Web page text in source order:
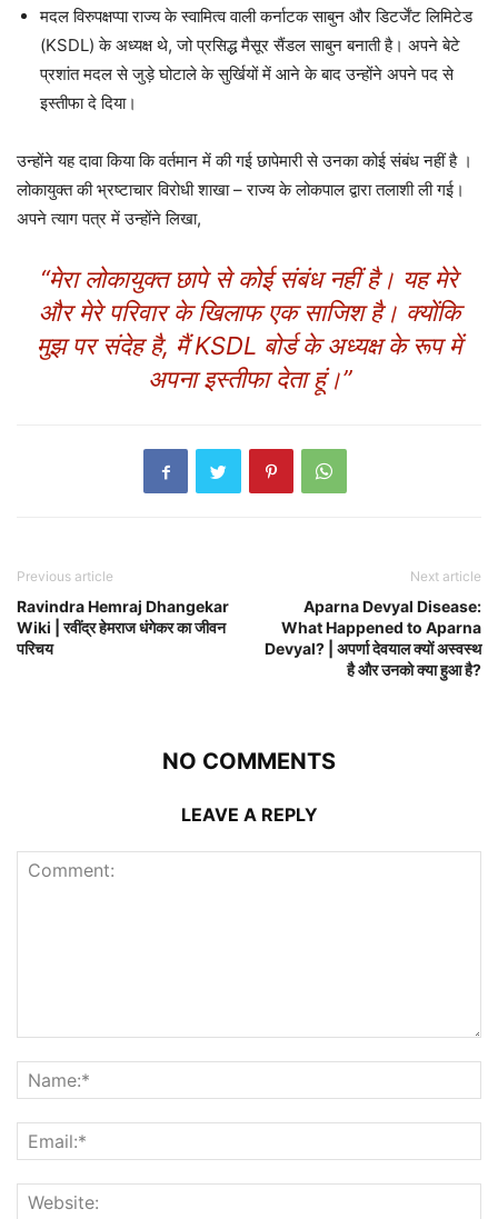
मदल विरुपक्षप्पा राज्य के स्वामित्व वाली कर्नाटक साबुन और डिटर्जेंट लिमिटेड
(KSDL) के अध्यक्ष थे, जो प्रसिद्ध मैसूर सैंडल साबुन बनाती है। अपने बेटे
प्रशांत मदल से जुड़े घोटाले के सुर्खियों में आने के बाद उन्होंने अपने पद से
इस्तीफा दे दिया।
उन्होंने यह दावा किया कि वर्तमान में की गई छापेमारी से उनका कोई संबंध नहीं है ।
लोकायुक्त की भ्रष्टाचार विरोधी शाखा – राज्य के लोकपाल द्वारा तलाशी ली गई।
अपने त्याग पत्र में उन्होंने लिखा,
“मेरा लोकायुक्त छापे से कोई संबंध नहीं है। यह मेरे
और मेरे परिवार के खिलाफ एक साजिश है। क्योंकि
मुझ पर संदेह है, मैं KSDL बोर्ड के अध्यक्ष के रूप में
अपना इस्तीफा देता हूं।”
Previous article
Ravindra Hemraj Dhangekar
Wiki | रवींद्र हेमराज धंगेकर का जीवन
परिचय
Next article
Aparna Devyal Disease:
What Happened to Aparna
Devyal? | अपर्णा देवयाल क्यों अस्वस्थ
है और उनको क्या हुआ है?
NO COMMENTS
LEAVE A REPLY